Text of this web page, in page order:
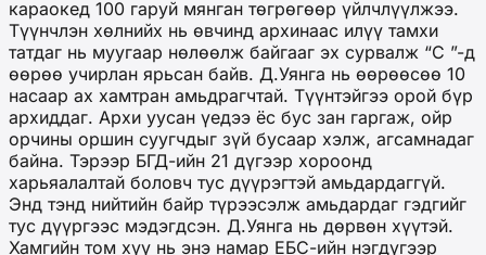
караокед 100 гаруй мянган төгрөгөөр үйлчлүүлжээ.
Түүнчлэн хөлнийх нь өвчинд архинаас илүү тамхи
татдаг нь муугаар нөлөөлж байгааг эх сурвалж “С ”-д
өөрөө учирлан ярьсан байв. Д.Уянга нь өөрөөсөө 10
насаар ах хамтран амьдрагчтай. Түүнтэйгээ орой бүр
архиддаг. Архи уусан үедээ ёс бус зан гаргаж, ойр
орчины оршин суугчдыг зүй бусаар хэлж, агсамнадаг
байна. Тэрээр БГД-ийн 21 дүгээр хороонд
харьяалалтай боловч тус дүүрэгтэй амьдардаггүй.
Энд тэнд нийтийн байр түрээсэлж амьдардаг гэдгийг
тус дүүргээс мэдэгдсэн. Д.Уянга нь дөрвөн хүүтэй.
Хамгийн том хүү нь энэ намар ЕБС-ийн нэгдүгээр